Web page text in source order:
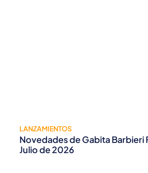
LANZAMIENTOS
Novedades de Gabita Barbieri
Julio de 2026